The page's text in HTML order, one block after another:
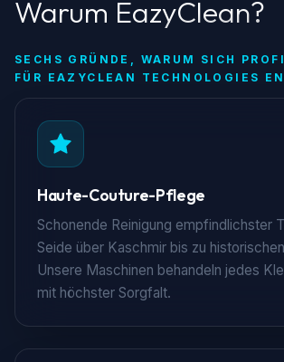
Warum EazyClean?
SECHS GRÜNDE, WARUM SICH
FÜR EAZYCLEAN TECHNOLOGIES
Haute-Couture-Pflege
Schonende Reinigung empfindlichster
Seide über Kaschmir bis zu
Unsere Maschinen behandeln jedes
mit höchster Sorgfalt.